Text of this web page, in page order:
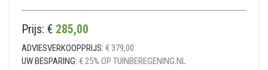
Prijs: € 285,00
ADVIESVERKOOPPRIJS: € 379,00
UW BESPARING: € 25% OP TUINBEREGENING.NL